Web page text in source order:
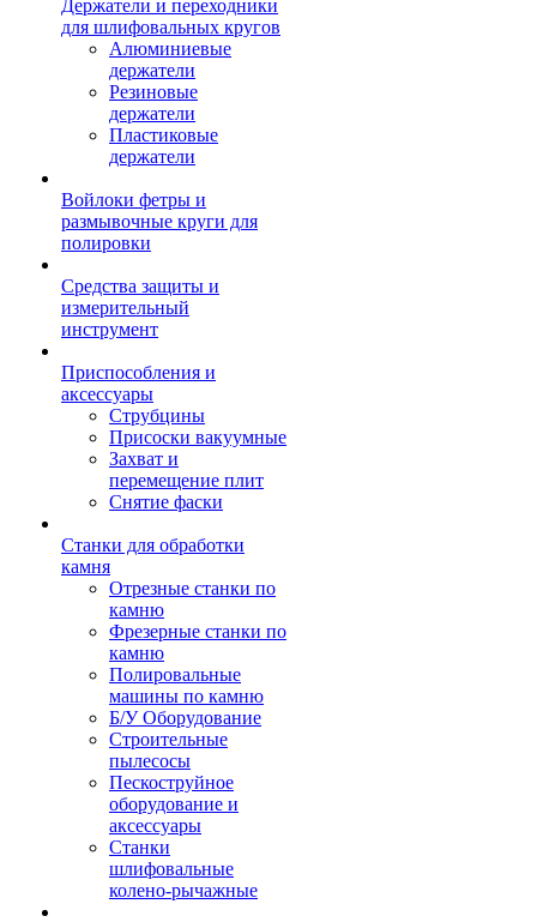
Держатели и переходники
для шлифовальных кругов
Алюминиевые
держатели
Резиновые
держатели
Пластиковые
держатели
Войлоки фетры и
размывочные круги для
полировки
Средства защиты и
измерительный
инструмент
Приспособления и
аксессуары
Струбцины
Присоски вакуумные
Захват и
перемещение плит
Снятие фаски
Станки для обработки
камня
Отрезные станки по
камню
Фрезерные станки по
камню
Полировальные
машины по камню
Б/У Оборудование
Строительные
пылесосы
Пескоструйное
оборудование и
аксессуары
Станки
шлифовальные
колено-рычажные